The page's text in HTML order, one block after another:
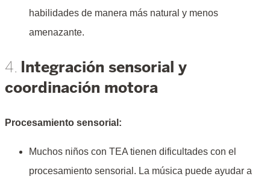
habilidades de manera más natural y menos
amenazante.
4. Integración sensorial y
coordinación motora
Procesamiento sensorial:
Muchos niños con TEA tienen dificultades con el
procesamiento sensorial. La música puede ayudar a